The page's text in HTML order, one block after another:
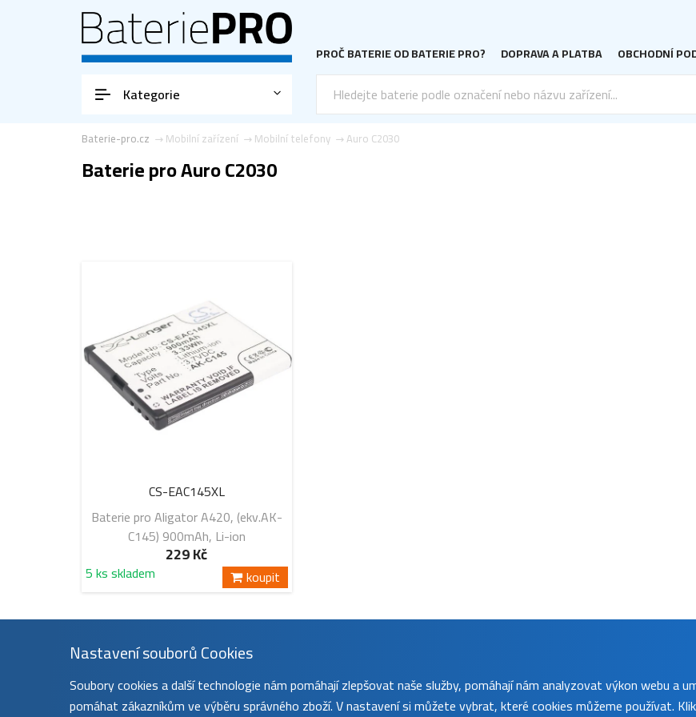
PROČ BATERIE OD BATERIE PRO? DOPRAVA A PLATBA OBCHODNÍ
Kategorie
Auro C2030
Mobilní telefony
Mobilní zařízení
Baterie-pro.cz
Baterie pro Auro C2030
CS-EAC145XL
Baterie pro Aligator A420, (ekv.AK-
C145) 900mAh, Li-ion
229 Kč
5 ks skladem koupit
Nastavení souborů Cookies
Soubory cookies a další technologie nám pomáhají zlepšovat naše služby, pomáhají nám analyzovat výkon webu a
pomáhat zákazníkům ve výběru správného zboží. V nastavení si můžete vybrat, které cookies můžeme používat.